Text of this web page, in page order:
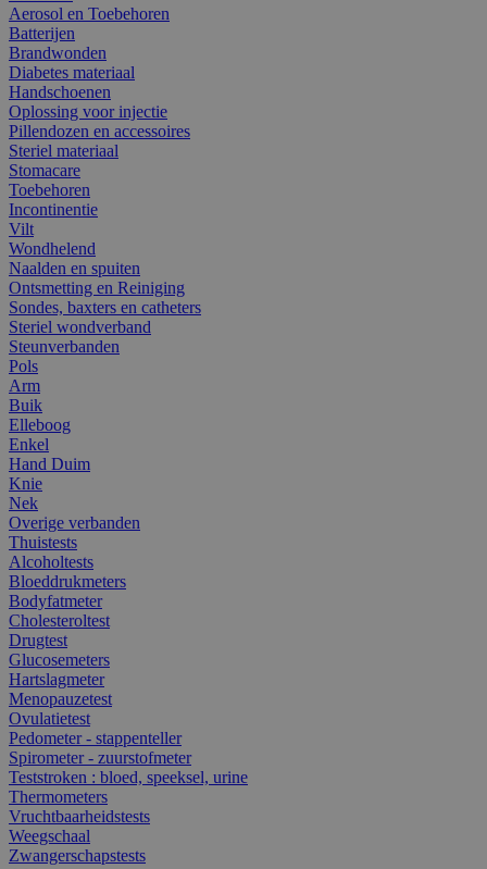
Aerosol en Toebehoren
Batterijen
Brandwonden
Diabetes materiaal
Handschoenen
Oplossing voor injectie
Pillendozen en accessoires
Steriel materiaal
Stomacare
Toebehoren
Incontinentie
Vilt
Wondhelend
Naalden en spuiten
Ontsmetting en Reiniging
Sondes, baxters en catheters
Steriel wondverband
Steunverbanden
Pols
Arm
Buik
Elleboog
Enkel
Hand Duim
Knie
Nek
Overige verbanden
Thuistests
Alcoholtests
Bloeddrukmeters
Bodyfatmeter
Cholesteroltest
Drugtest
Glucosemeters
Hartslagmeter
Menopauzetest
Ovulatietest
Pedometer - stappenteller
Spirometer - zuurstofmeter
Teststroken : bloed, speeksel, urine
Thermometers
Vruchtbaarheidstests
Weegschaal
Zwangerschapstests